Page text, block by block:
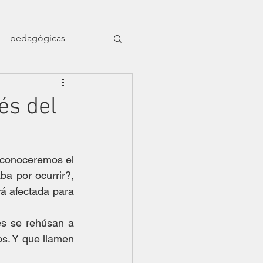
pedagógicas
Dossier Orillas
del
el
por ocurrir?,
afectada para
se rehúsan a
Y que llamen